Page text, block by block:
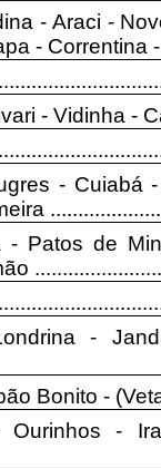
- Araci -
- Correntina
- Vidinha -
- Cuiabá
- Patos de
-
Bonito -
Ourinhos -